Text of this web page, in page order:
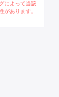
によって当該
があります。